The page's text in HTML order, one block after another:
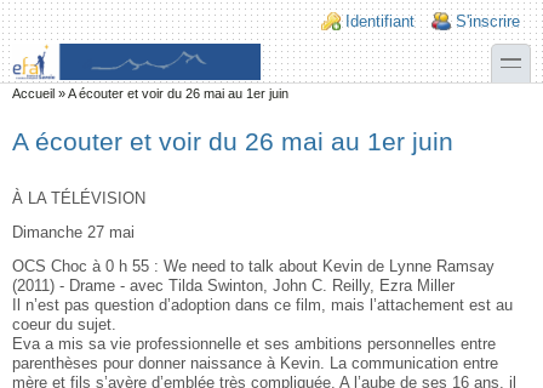
Aller au contenu principal
Skip to search
Login links
Identifiant S'inscrire
toggle
Vous êtes ici
Accueil »A écouter et voir du 26 mai au 1er juin
A écouter et voir du 26 mai au 1er juin
À LA TÉLÉVISION
Dimanche 27 mai
OCS Choc à 0 h 55 : We need to talk about Kevin de Lynne Ramsay
(2011) - Drame - avec Tilda Swinton, John C. Reilly, Ezra Miller
Il n’est pas question d’adoption dans ce film, mais l’attachement est au
coeur du sujet.
Eva a mis sa vie professionnelle et ses ambitions personnelles entre
parenthèses pour donner naissance à Kevin. La communication entre
mère et fils s’avère d’emblée très compliquée. A l’aube de ses 16 ans, il